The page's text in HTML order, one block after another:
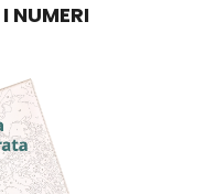
NUMERI